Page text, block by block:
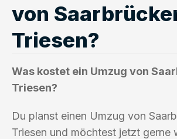
von
Triesen?
Was kostet ein Umzug von
Triesen?
Du planst einen Umzug von
Triesen und möchtest jetzt gerne